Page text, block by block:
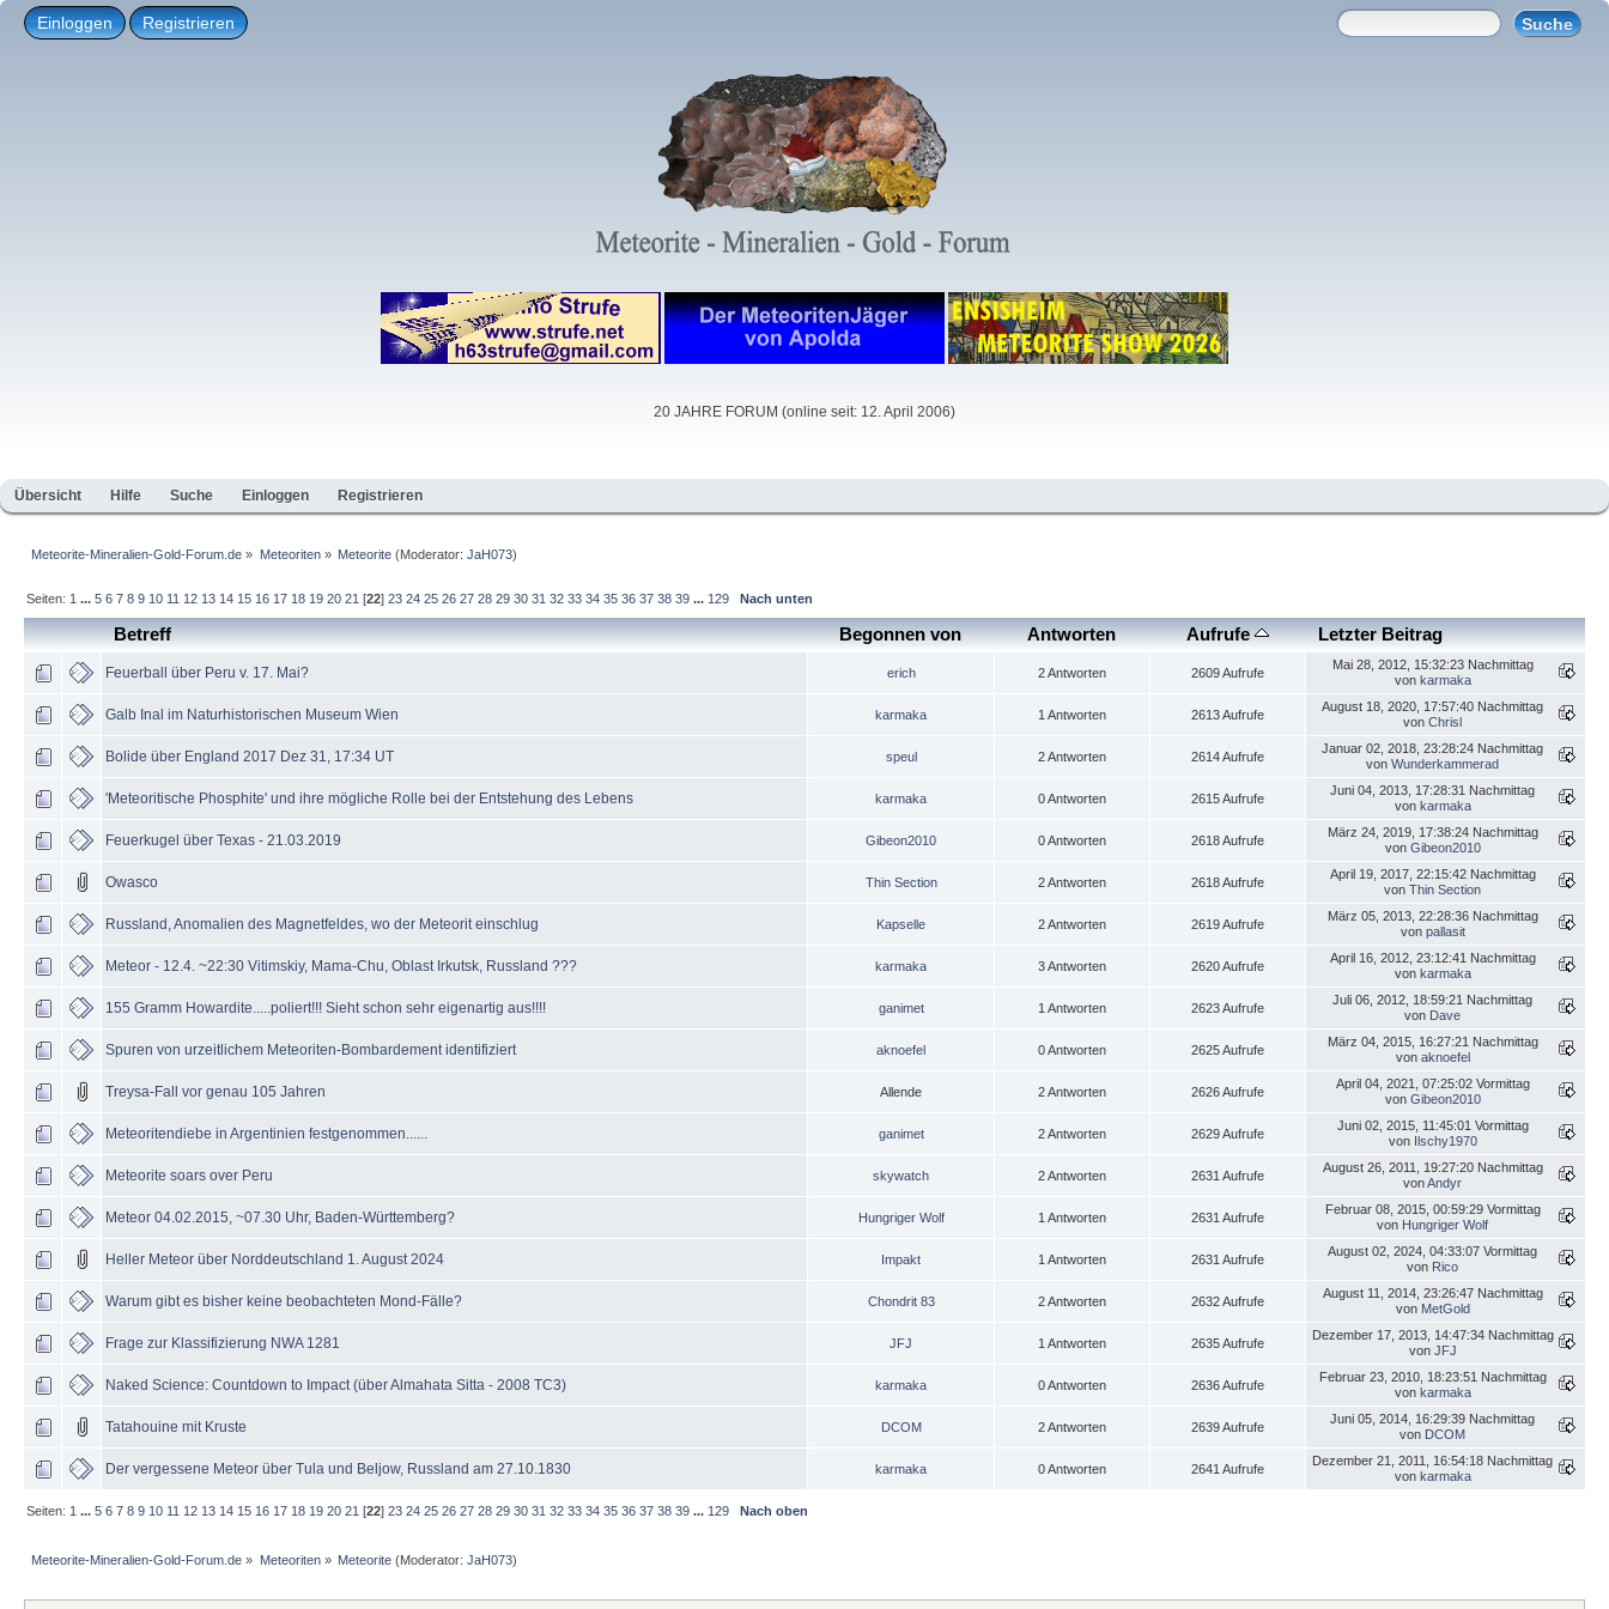
Einloggen Registrieren
20 JAHRE FORUM (online seit: 12. April 2006)
Übersicht Hilfe Suche Einloggen Registrieren
Meteorite-Mineralien-Gold-Forum.de » Meteoriten» Meteorite(Moderator: JaH073)
Seiten: 1 ...5 6 7 8 9 10 11 12 13 14 15 16 17 18 19 20 21 [22]23 24 25 26 27 28 29 30 31 32 33 34 35 36 37 38 39 ... 129 Nach unten
Betreff Begonnen von Antworten Aufrufe Letzter Beitrag
Feuerball über Peru v. 17. Mai? erich 2 Antworten 2609 Aufrufe
Mai 28, 2012, 15:32:23 Nachmittag
von karmaka
Galb Inal im Naturhistorischen Museum Wien karmaka 1 Antworten 2613 Aufrufe
August 18, 2020, 17:57:40 Nachmittag
von Chrisl
Bolide über England 2017 Dez 31, 17:34 UT speul 2 Antworten 2614 Aufrufe
Januar 02, 2018, 23:28:24 Nachmittag
von Wunderkammerad
'Meteoritische Phosphite' und ihre mögliche Rolle bei der Entstehung des Lebens karmaka 0 Antworten 2615 Aufrufe
Juni 04, 2013, 17:28:31 Nachmittag
von karmaka
Feuerkugel über Texas - 21.03.2019 Gibeon2010 0 Antworten 2618 Aufrufe
März 24, 2019, 17:38:24 Nachmittag
von Gibeon2010
Owasco Thin Section 2 Antworten 2618 Aufrufe
April 19, 2017, 22:15:42 Nachmittag
von Thin Section
Russland, Anomalien des Magnetfeldes, wo der Meteorit einschlug Kapselle 2 Antworten 2619 Aufrufe
März 05, 2013, 22:28:36 Nachmittag
von pallasit
Meteor - 12.4. ~22:30 Vitimskiy, Mama-Chu, Oblast Irkutsk, Russland ??? karmaka 3 Antworten 2620 Aufrufe
April 16, 2012, 23:12:41 Nachmittag
von karmaka
155 Gramm Howardite.....poliert!!! Sieht schon sehr eigenartig aus!!!! ganimet 1 Antworten 2623 Aufrufe
Juli 06, 2012, 18:59:21 Nachmittag
von Dave
Spuren von urzeitlichem Meteoriten-Bombardement identifiziert aknoefel 0 Antworten 2625 Aufrufe
März 04, 2015, 16:27:21 Nachmittag
von aknoefel
Treysa-Fall vor genau 105 Jahren Allende 2 Antworten 2626 Aufrufe
April 04, 2021, 07:25:02 Vormittag
von Gibeon2010
Meteoritendiebe in Argentinien festgenommen...... ganimet 2 Antworten 2629 Aufrufe
Juni 02, 2015, 11:45:01 Vormittag
von Ilschy1970
Meteorite soars over Peru skywatch 2 Antworten 2631 Aufrufe
August 26, 2011, 19:27:20 Nachmittag
vonAndyr
Meteor 04.02.2015, ~07.30 Uhr, Baden-Württemberg? Hungriger Wolf 1 Antworten 2631 Aufrufe
Februar 08, 2015, 00:59:29 Vormittag
von Hungriger Wolf
Heller Meteor über Norddeutschland 1. August 2024 Impakt 1 Antworten 2631 Aufrufe
August 02, 2024, 04:33:07 Vormittag
von Rico
Warum gibt es bisher keine beobachteten Mond-Fälle? Chondrit 83 2 Antworten 2632 Aufrufe
August 11, 2014, 23:26:47 Nachmittag
von MetGold
Frage zur Klassifizierung NWA 1281 JFJ 1 Antworten 2635 Aufrufe
Dezember 17, 2013, 14:47:34 Nachmittag
von JFJ
Naked Science: Countdown to Impact (über Almahata Sitta - 2008 TC3) karmaka 0 Antworten 2636 Aufrufe
Februar 23, 2010, 18:23:51 Nachmittag
von karmaka
Tatahouine mit Kruste DCOM 2 Antworten 2639 Aufrufe
Juni 05, 2014, 16:29:39 Nachmittag
von DCOM
Der vergessene Meteor über Tula und Beljow, Russland am 27.10.1830 karmaka 0 Antworten 2641 Aufrufe
Dezember 21, 2011, 16:54:18 Nachmittag
von karmaka
Seiten: 1 ...5 6 7 8 9 10 11 12 13 14 15 16 17 18 19 20 21 [22]23 24 25 26 27 28 29 30 31 32 33 34 35 36 37 38 39 ... 129 Nach oben
Meteorite-Mineralien-Gold-Forum.de » Meteoriten» Meteorite(Moderator: JaH073)